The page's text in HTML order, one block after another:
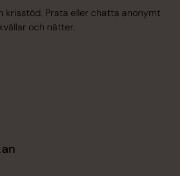
krisstöd. Prata eller chatta anonymt
och nätter.